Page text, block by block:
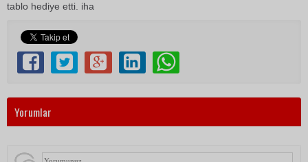
tablo hediye etti. iha
Yorumlar